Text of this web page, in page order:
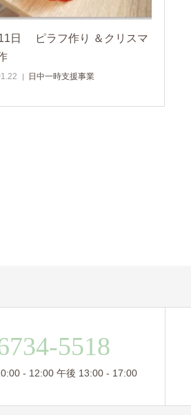
日 ピラフ作り ＆クリスマ
日中一時支援事業
5518
- 12:00 午後 13:00 - 17:00